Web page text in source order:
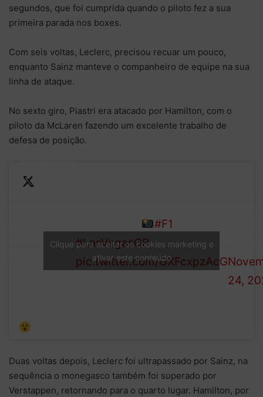
segundos, que foi cumprida quando o piloto fez a sua
primeira parada nos boxes.
Com seis voltas, Leclerc, precisou recuar um pouco,
enquanto Sainz manteve o companheiro de equipe na sua
linha de ataque.
No sexto giro, Piastri era atacado por Hamilton, com o
piloto da McLaren fazendo um excelente trabalho de
defesa de posição.
in the
Hamilton
are side
#F1
#LasVegasGP
pic.twitter.com/GXFcxpzAcG
24,
Clique para aceitar os cookies marketing e
ativar este conteúdo
Duas voltas depois, Leclerc foi ultrapassado por Sainz, na
sequência o monegasco também foi superado por
Verstappen, retornando para o quarto lugar. Hamilton, por